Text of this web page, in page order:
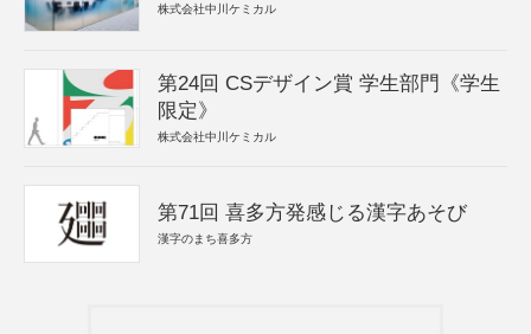
株式会社中川ケミカル
第24回 CSデザイン賞 学生部門《学生
限定》
株式会社中川ケミカル
第71回 喜多方発感じる漢字あそび
漢字のまち喜多方